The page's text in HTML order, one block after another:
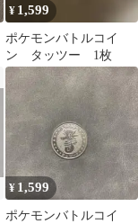
¥ 1,599
ポケモンバトルコイ
ン タッツー 1枚
¥ 1,599
ポケモンバトルコイ